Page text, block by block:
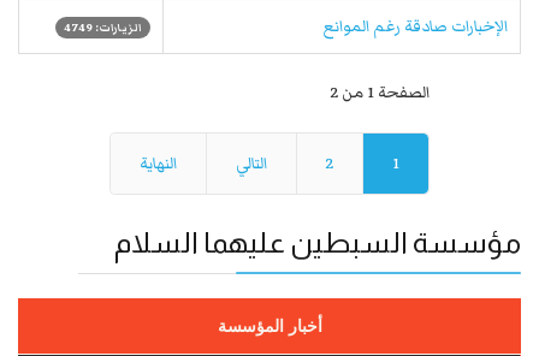
الإخبارات صادقة رغم الموانع الزيارات: 4749
الصفحة 1 من 2
1
2 التالي النهاية
مؤسسة السبطين عليهما السلام
أخبار المؤسسة